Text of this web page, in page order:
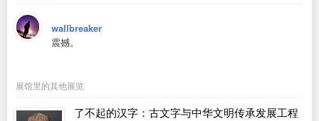
wallbreaker
震撼。
展馆里的其他展览
了不起的汉字：古文字与中华文明传承发展工程